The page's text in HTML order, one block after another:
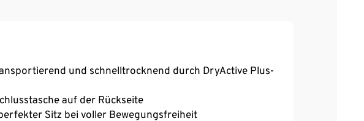
und schnelltrocknend durch DryActive Plus-
auf der Rückseite
Sitz bei voller Bewegungsfreiheit